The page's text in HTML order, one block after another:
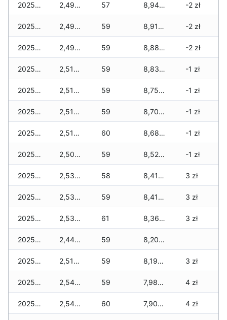
2025-12-27 2,495 zł 57 8,940 zł -2 zł
2025-12-26 2,495 zł 59 8,915 zł -2 zł
2025-12-25 2,495 zł 59 8,880 zł -2 zł
2025-12-24 2,515 zł 59 8,830 zł -1 zł
2025-12-23 2,515 zł 59 8,755 zł -1 zł
2025-12-22 2,515 zł 59 8,705 zł -1 zł
2025-12-21 2,515 zł 60 8,680 zł -1 zł
2025-12-20 2,505 zł 59 8,520 zł -1 zł
2025-12-19 2,530 zł 58 8,410 zł 3 zł
2025-12-18 2,530 zł 59 8,410 zł 3 zł
2025-12-17 2,530 zł 61 8,360 zł 3 zł
2025-12-16 2,440 zł 59 8,200 zł
2025-12-15 2,515 zł 59 8,190 zł 3 zł
2025-12-14 2,540 zł 59 7,980 zł 4 zł
2025-12-13 2,540 zł 60 7,905 zł 4 zł